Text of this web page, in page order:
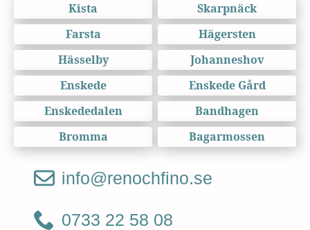
Kista
Skarpnäck
Farsta
Hägersten
Hässelby
Johanneshov
Enskede
Enskede Gård
Enskededalen
Bandhagen
Bromma
Bagarmossen
info@renochfino.se
0733 22 58 08